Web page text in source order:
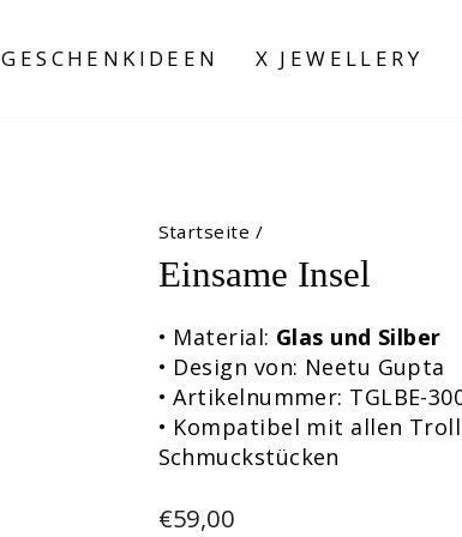
GESCHENKIDEEN X JEWELLERY
Startseite /
Einsame Insel
• Material: Glas und Silber
• Design von: Neetu Gupta
• Artikelnummer: TGLBE-
• Kompatibel mit allen
Schmuckstücken
Normaler
€59,00